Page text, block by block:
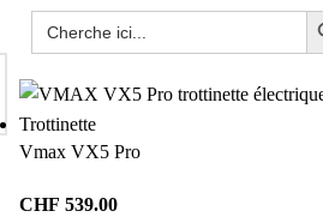
Trottinette
Vmax VX5 Pro
CHF 539.00